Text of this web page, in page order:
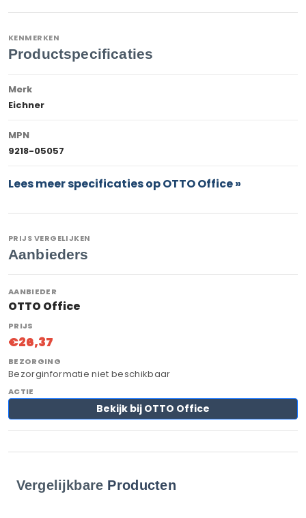
KENMERKEN
Productspecificaties
Merk
Eichner
MPN
9218-05057
Lees meer specificaties op OTTO Office »
PRIJS VERGELIJKEN
Aanbieders
OTTO Office
€26,37
Bezorginformatie niet beschikbaar
Bekijk bij OTTO Office
Vergelijkbare Producten